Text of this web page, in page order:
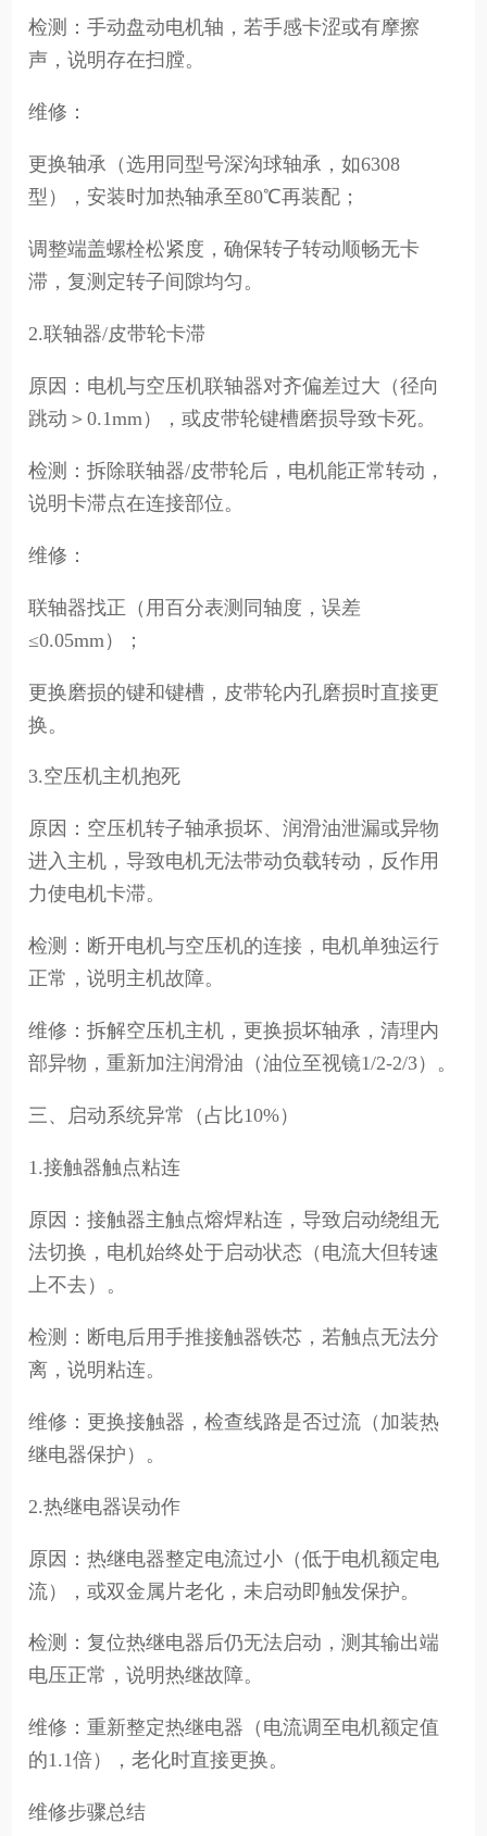
检测：手动盘动电机轴，若手感卡涩或有摩擦
声，说明存在扫膛。
维修：
更换轴承（选用同型号深沟球轴承，如6308
型），安装时加热轴承至80℃再装配；
调整端盖螺栓松紧度，确保转子转动顺畅无卡
滞，复测定转子间隙均匀。
2.联轴器/皮带轮卡滞
原因：电机与空压机联轴器对齐偏差过大（径向
跳动＞0.1mm），或皮带轮键槽磨损导致卡死。
检测：拆除联轴器/皮带轮后，电机能正常转动，
说明卡滞点在连接部位。
维修：
联轴器找正（用百分表测同轴度，误差
≤0.05mm）；
更换磨损的键和键槽，皮带轮内孔磨损时直接更
换。
3.空压机主机抱死
原因：空压机转子轴承损坏、润滑油泄漏或异物
进入主机，导致电机无法带动负载转动，反作用
力使电机卡滞。
检测：断开电机与空压机的连接，电机单独运行
正常，说明主机故障。
维修：拆解空压机主机，更换损坏轴承，清理内
部异物，重新加注润滑油（油位至视镜1/2-2/3）。
三、启动系统异常（占比10%）
1.接触器触点粘连
原因：接触器主触点熔焊粘连，导致启动绕组无
法切换，电机始终处于启动状态（电流大但转速
上不去）。
检测：断电后用手推接触器铁芯，若触点无法分
离，说明粘连。
维修：更换接触器，检查线路是否过流（加装热
继电器保护）。
2.热继电器误动作
原因：热继电器整定电流过小（低于电机额定电
流），或双金属片老化，未启动即触发保护。
检测：复位热继电器后仍无法启动，测其输出端
电压正常，说明热继故障。
维修：重新整定热继电器（电流调至电机额定值
的1.1倍），老化时直接更换。
维修步骤总结